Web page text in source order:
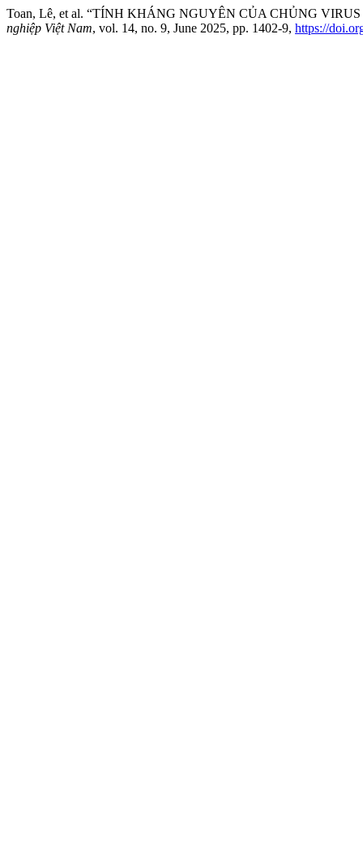
Toan, Lê, et al. “TÍNH KHÁNG NGUYÊN CỦA CHỦNG
nghiệp Việt Nam, vol. 14, no. 9, June 2025, pp. 1402-9, https://